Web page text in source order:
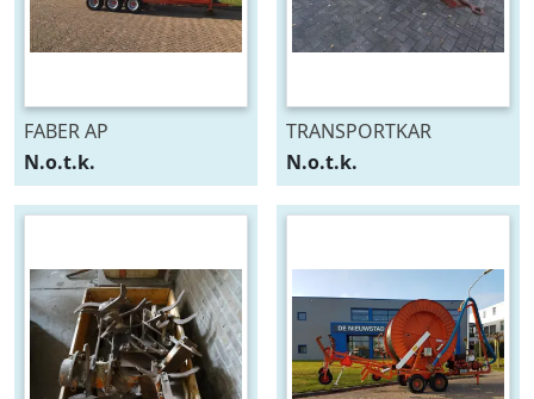
FABER AP
N.o.t.k.
TRANSPORTKAR
N.o.t.k.